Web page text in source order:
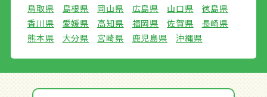
鳥取県
島根県 岡山県 広島県 山口県
徳島県
香川県
愛媛県 高知県 福岡県 佐賀県
長崎県
熊本県
大分県 宮崎県 鹿児島県 沖縄県